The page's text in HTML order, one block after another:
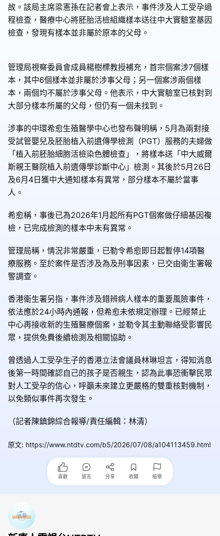
故。該局主席梁憲孫在記者會上表示，事件涉及人工受孕過
程檢查，醫療中心將胚胎活檢組織樣本送往中大實驗室基因
檢查，發現有樣本並非屬於原本的父母。
管理局視察委員會成員楊樹標教授補充，首宗個案涉7個樣
本，其中6個樣本並非屬於涉事父母；另一個案涉兩個樣
本，兩個均不屬於涉事父母。他表示，中大實驗室已核對到
大部分樣本所屬的父母，但仍有一個未找到。
涉事的中環希愈生殖醫學中心也發布聲明稱，5月為兩對接
受試管嬰兒及胚胎植入前遺傳學檢測（PGT）服務的夫婦做
「植入前胚胎細胞活檢染色體檢查」，將樣本送「中大威爾
斯親王醫院植入前遺傳學診斷中心」檢測。其後於5月26日
及6月4日獲中大通知樣本有異常，部分樣本不屬於當事
人。
希愈稱，事後已為2026年1月起所有PGT個案做仔細基因複
檢，已完成檢測的樣本中未有異常。
管理局稱，情況非常嚴重，已勒令希愈即日起暫停14項醫
療服務。至於案件是否涉及為及刑事因素，已交由衛生署報
警調查。
香港衛生署另指，事件涉及錯辨病人樣本的重要風險事件，
依法應於24小時內通報，但希愈未依規定辦理。已經禁止
中心再接收新的生殖醫療個案，並勒令其主動聯絡受影響民
眾，提供免費後續檢測及相關協助。
曾透過人工受孕生子的香港立法會議員林琳坦言，得知消息
後第一時間確認自己的孩子是否親生，認為此事恐衝擊民眾
對人工受孕的信心，呼籲未來建立更嚴格的雙重核對機制，
以免類似事件再次發生。
（記者陳鎮錦綜合報導/責任編輯：林清）
原文: https://www.ntdtv.com/b5/2026/07/08/a104113459.html
喜歡 留言 分享 收藏 檢舉